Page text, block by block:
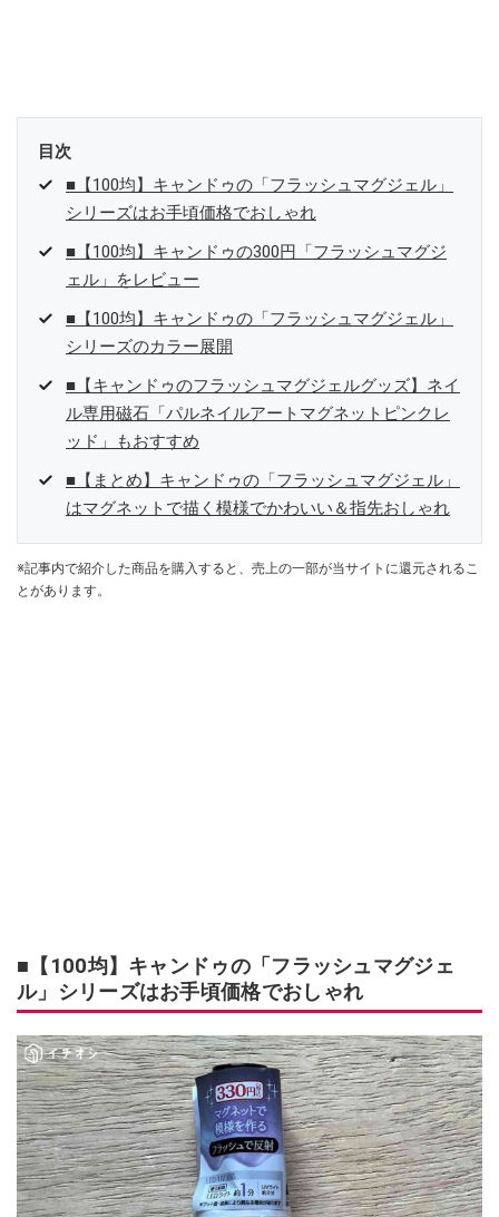
目次
■【100均】キャンドゥの「フラッシュマグジェル」
シリーズはお手頃価格でおしゃれ
■【100均】キャンドゥの300円「フラッシュマグジ
ェル」をレビュー
■【100均】キャンドゥの「フラッシュマグジェル」
シリーズのカラー展開
■【キャンドゥのフラッシュマグジェルグッズ】ネイ
ル専用磁石「パルネイルアートマグネットピンクレ
ッド」もおすすめ
■【まとめ】キャンドゥの「フラッシュマグジェル」
はマグネットで描く模様でかわいい＆指先おしゃれ
※記事内で紹介した商品を購入すると、売上の一部が当サイトに還元されるこ
とがあります。
■【100均】キャンドゥの「フラッシュマグジェ
ル」シリーズはお手頃価格でおしゃれ